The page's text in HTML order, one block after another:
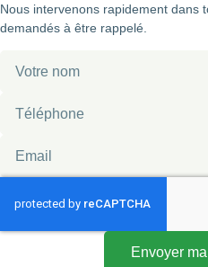
Nous intervenons rapidement dans
demandés à être rappelé.
Envoyer